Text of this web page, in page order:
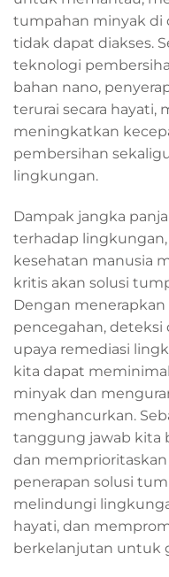
tumpahan minyak di
tidak dapat diakses.
teknologi
bahan nano,
terurai secara hayati,
meningkatkan
pembersihan
lingkungan.
Dampak jangka
terhadap lingkungan,
kesehatan manusia
kritis akan solusi
Dengan
pencegahan, deteksi
upaya remediasi
kita dapat
minyak dan
menghancurkan.
tanggung jawab kita
dan
penerapan solusi
melindungi
hayati, dan
berkelanjutan untuk